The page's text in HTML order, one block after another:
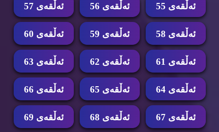
ئه‌ڵقه‌ی 55 ئه‌ڵقه‌ی 56 ئه‌ڵقه‌ی 57
ئه‌ڵقه‌ی 58 ئه‌ڵقه‌ی 59 ئه‌ڵقه‌ی 60
ئه‌ڵقه‌ی 61 ئه‌ڵقه‌ی 62 ئه‌ڵقه‌ی 63
ئه‌ڵقه‌ی 64 ئه‌ڵقه‌ی 65 ئه‌ڵقه‌ی 66
ئه‌ڵقه‌ی 67 ئه‌ڵقه‌ی 68 ئه‌ڵقه‌ی 69